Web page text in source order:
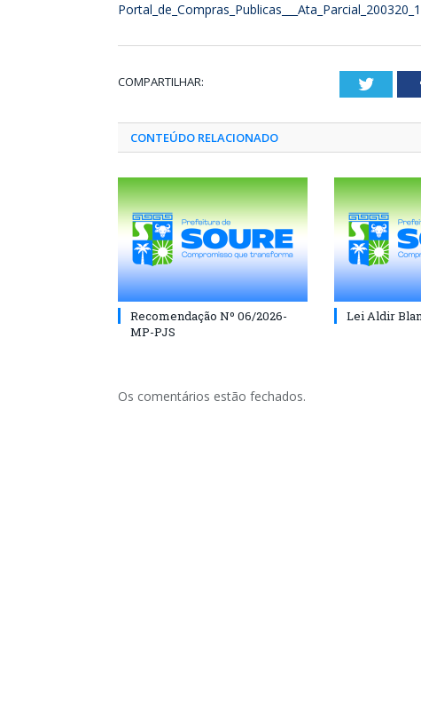
COMPARTILHAR:
CONTEÚDO RELACIONADO
Recomendação Nº 06/2026-
MP-PJS
Lei Aldir
Os comentários estão fechados.